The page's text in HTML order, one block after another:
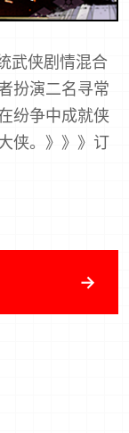
武侠剧情混合
扮演二名寻常
纷争中成就侠
侠。》》》订
→